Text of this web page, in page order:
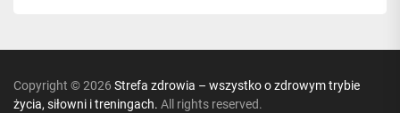
Copyright © 2026 Strefa zdrowia – wszystko o zdrowym trybie
życia, siłowni i treningach. All rights reserved.